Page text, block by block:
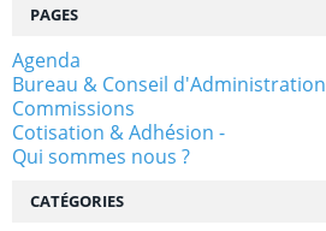
PAGES
Agenda
Bureau & Conseil d'Administration
Commissions
Cotisation & Adhésion -
Qui sommes nous ?
CATÉGORIES